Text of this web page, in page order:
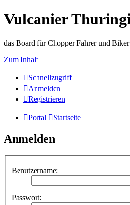
Vulcanier
das Board für Chopper Fahrer und
Zum Inhalt
Schnellzugriff
Anmelden
Registrieren
Portal Startseite
Anmelden
Benutzername:
Passwort: